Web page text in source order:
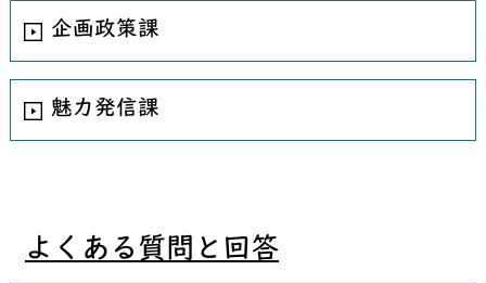
企画政策課
魅力発信課
よくある質問と回答